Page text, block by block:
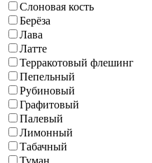
Слоновая кость
Берёза
Лава
Латте
Терракотовый флешинг
Пепельный
Рубиновый
Графитовый
Палевый
Лимонный
Табачный
Туман